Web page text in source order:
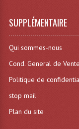
SUPPLÉMENTAIRE
Qui sommes-nous
Cond. General de Vente
Politique de
stop mail
Plan du site